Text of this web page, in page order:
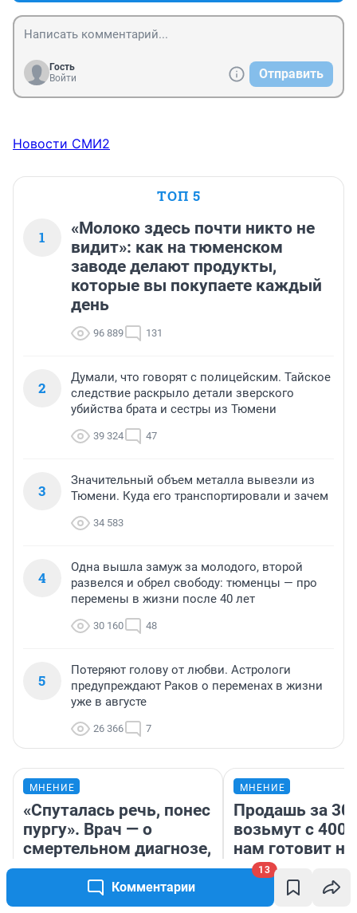
Комментарии
13
Гость
Войти
Отправить
Новости СМИ2
ТОП 5
1
«Молоко здесь почти никто не
видит»: как на тюменском
заводе делают продукты,
которые вы покупаете каждый
день
96 889 131
2
Думали, что говорят с полицейским. Тайское
следствие раскрыло детали зверского
убийства брата и сестры из Тюмени
39 324 47
3
Значительный объем металла вывезли из
Тюмени. Куда его транспортировали и зачем
34 583
4
Одна вышла замуж за молодого, второй
развелся и обрел свободу: тюменцы — про
перемены в жизни после 40 лет
30 160 48
5
Потеряют голову от любви. Астрологи
предупреждают Раков о переменах в жизни
уже в августе
26 366 7
МНЕНИЕ
«Спуталась речь, понес
пургу». Врач — о
смертельном диагнозе,
который сложно
обнаружить
МНЕНИЕ
Продашь за
возьмут с
нам готовит
налоговый
коснется
даже